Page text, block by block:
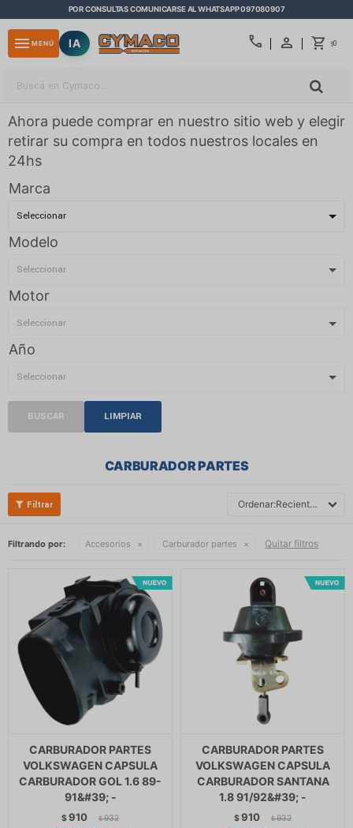
POR CONSULTAS COMUNICARSE AL WHATSAPP 097080907
call $0
menu MENÚ IA
Ahora puede comprar en nuestro sitio web y elegir
retirar su compra en todos nuestros locales en
24hs
Marca
Modelo
Motor
Año
BUSCAR LIMPIAR
CARBURADOR PARTES
Recientes
Filtrando por: Accesorios Carburador partes Quitar filtros
CARBURADOR PARTES
VOLKSWAGEN CAPSULA
CARBURADOR GOL 1.6 89-
91&#39; -
$910 $ 932
CARBURADOR PARTES
VOLKSWAGEN CAPSULA
CARBURADOR SANTANA
1.8 91/92&#39; -
$910 $ 932
close